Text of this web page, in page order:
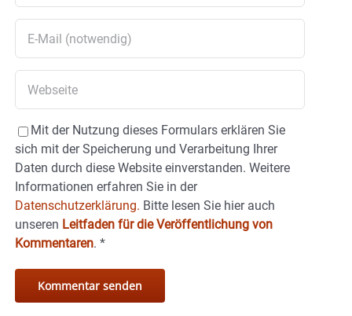
Mit der Nutzung dieses Formulars erklären Sie
sich mit der Speicherung und Verarbeitung Ihrer
Daten durch diese Website einverstanden. Weitere
Informationen erfahren Sie in der
Datenschutzerklärung. Bitte lesen Sie hier auch
unseren Leitfaden für die Veröffentlichung von
Kommentaren. *